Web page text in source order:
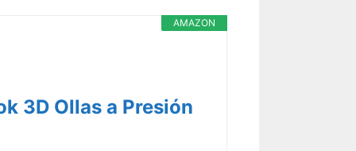
CARACTERÍSTICAS >
AMAZON
3D Ollas a Presión